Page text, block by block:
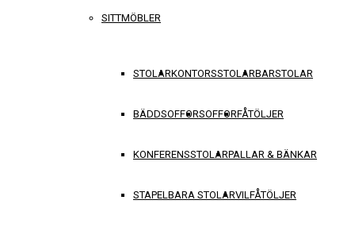
SITTMÖBLER
STOLARKONTORSSTOLARBARSTOLAR
BÄDDSOFFORSOFFORFÅTÖLJER
KONFERENSSTOLARPALLAR & BÄNKAR
STAPELBARA STOLARVILFÅTÖLJER